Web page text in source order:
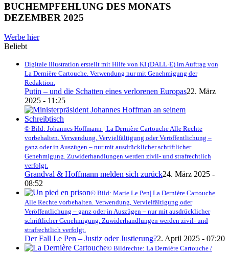
BUCHEMPFEHLUNG DES MONATS
DEZEMBER 2025
Werbe hier
Beliebt
Digitale Illustration erstellt mit Hilfe von KI (DALL·E) im Auftrag von
La Dernière Cartouche. Verwendung nur mit Genehmigung der
Redaktion.
Putin – und die Schatten eines verlorenen Europas22. März
2025 - 11:25
© Bild: Johannes Hoffmann | La Dernière Cartouche Alle Rechte
vorbehalten. Verwendung, Vervielfältigung oder Veröffentlichung –
ganz oder in Auszügen – nur mit ausdrücklicher schriftlicher
Genehmigung. Zuwiderhandlungen werden zivil- und strafrechtlich
verfolgt.
Grandval & Hoffmann melden sich zurück24. März 2025 -
08:52
© Bild: Marie Le Pen| La Dernière Cartouche
Alle Rechte vorbehalten. Verwendung, Vervielfältigung oder
Veröffentlichung – ganz oder in Auszügen – nur mit ausdrücklicher
schriftlicher Genehmigung. Zuwiderhandlungen werden zivil- und
strafrechtlich verfolgt.
Der Fall Le Pen – Justiz oder Justierung?2. April 2025 - 07:20
© Bildrechte: La Dernière Cartouche /